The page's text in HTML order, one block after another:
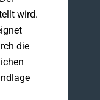
wird.
die